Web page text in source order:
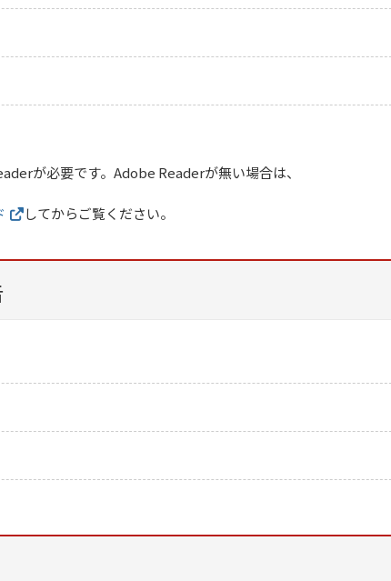
が必要です。Adobe Readerが無い場合は、
してからご覧ください。